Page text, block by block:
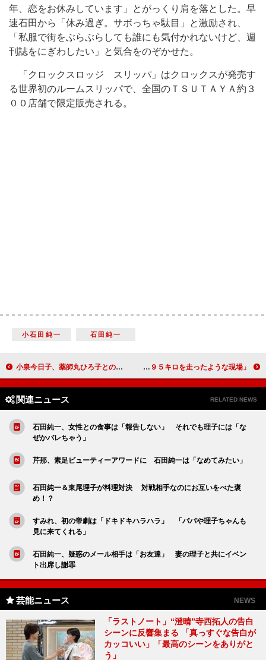
年、恋をお休みしています」とがっくり肩を落とした。早
速石田から「休み過ぎ。サボっちゃ駄目」と激励され、
「私服で街をぶらぶらしても誰にも気付かれないけど、週
刊誌をにぎわしたい」と気合をのぞかせた。
「クロックスロッジ スリッパ」はクロックスが発売す
る世界初のルームスリッパで、全国のＴＳＵＴＡＹＡ約３
００店舗で限定販売される。
小石田純一 石田純一
小泉今日子、薬師丸ひろ子との共演に「感動した」 東京ドラマアウォードで助演女優賞 西島秀俊、主演作がドラマアウォード受賞 「全力で４２．１９５キロを走ったような現場」
関連ニュース RELATED NEWS
石田純一、女性との食事は「報告しない」 それでも理子には「な
ぜかバレちゃう」
芹那、素足ビューティーアワードに 石田純一は「なめてみたい」
石田純一＆東尾理子が料理対決 対戦相手なのにお互いをべた褒
め！？
すみれ、初の帝劇は「ドキドキハラハラ」 「パパや理子ちゃんも
見に来てくれる」
石田純一、疑惑のメール相手は「お友達」 妻の理子と共にイベン
ト出席し謝罪
芸能ニュース NEWS
「ラストノート」“澄晴”寺西拓人の告白
シーンに反響集まる 「真っすぐな告白が
カッコいい」「最高のシーンをありがと
う」